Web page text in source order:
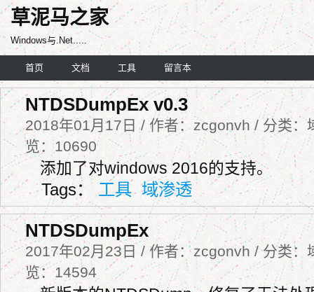
草泥马之家
Windows与.Net.....
首页 文档 工具 留言本
NTDSDumpEx v0.3
2018年01月17日 / 作者：zcgonvh / 分类：
览：10690
添加了对windows 2016的支持。
Tags：工具 域渗透
NTDSDumpEx
2017年02月23日 / 作者：zcgonvh / 分类：
览：14594